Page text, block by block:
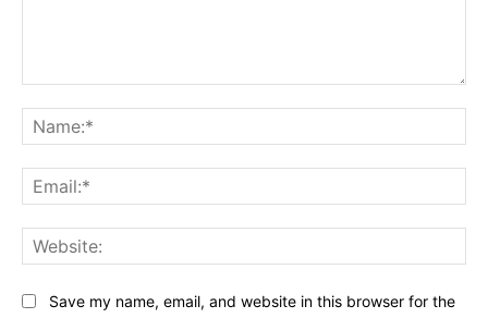
Save my name, email, and website in this browser for the